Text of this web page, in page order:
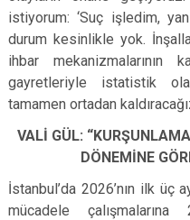
istiyorum: ‘Suç işledim,
durum kesinlikle yok.
ihbar mekanizmalarının
gayretleriyle istatistik
tamamen ortadan
VALİ GÜL:
DÖNEMİNE
İstanbul’da 2026’nın ilk üç
mücadele